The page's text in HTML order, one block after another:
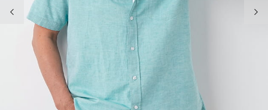
前の画像